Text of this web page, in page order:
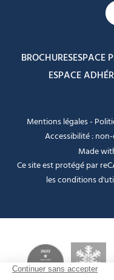
BROCHURESESPACE
ESPACE
Mentions légales-
Accessibilité :
Made
Ce site est protégé par
lesconditions